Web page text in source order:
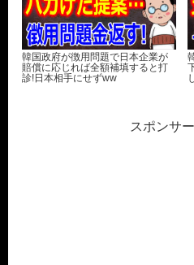
韓国政府が徴用問題で日本企業が
賠償に応じれば全額補填すると打
診!日本相手にせずww
スポンサ